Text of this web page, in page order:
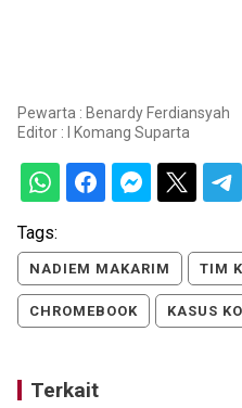
Pewarta : Benardy Ferdiansyah
Editor :
I Komang Suparta
Tags:
NADIEM MAKARIM TIM
CHROMEBOOK KASUS
Terkait